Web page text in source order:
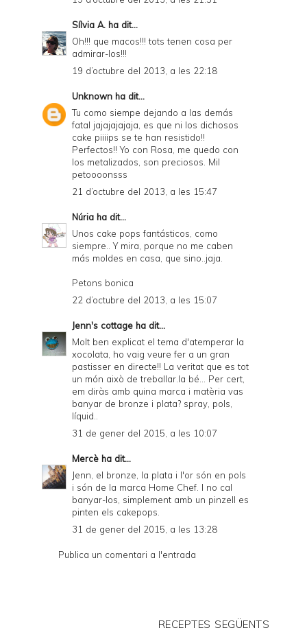
Sílvia A. ha dit...
Oh!!! que macos!!! tots tenen cosa per
admirar-los!!!
19 d’octubre del 2013, a les 22:18
Unknown ha dit...
Tu como siempe dejando a las demás
fatal jajajajajaja, es que ni los dichosos
cake piiiips se te han resistido!!
Perfectos!! Yo con Rosa, me quedo con
los metalizados, son preciosos. Mil
petoooonsss
21 d’octubre del 2013, a les 15:47
Núria ha dit...
Unos cake pops fantásticos, como
siempre.. Y mira, porque no me caben
más moldes en casa, que sino..jaja.
Petons bonica
22 d’octubre del 2013, a les 15:07
Jenn's cottage ha dit...
Molt ben explicat el tema d'atemperar la
xocolata, ho vaig veure fer a un gran
pastisser en directe!! La veritat que es tot
un món això de treballar.la bé... Per cert,
em diràs amb quina marca i matèria vas
banyar de bronze i plata? spray, pols,
líquid..
31 de gener del 2015, a les 10:07
Mercè ha dit...
Jenn, el bronze, la plata i l'or són en pols
i són de la marca Home Chef. I no cal
banyar-los, simplement amb un pinzell es
pinten els cakepops.
31 de gener del 2015, a les 13:28
Publica un comentari a l'entrada
RECEPTES SEGÜENTS